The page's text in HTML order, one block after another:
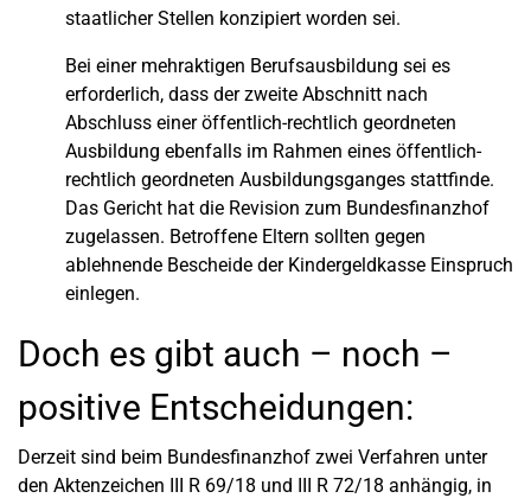
staatlicher Stellen konzipiert worden sei.
Bei einer mehraktigen Berufsausbildung sei es
erforderlich, dass der zweite Abschnitt nach
Abschluss einer öffentlich-rechtlich geordneten
Ausbildung ebenfalls im Rahmen eines öffentlich-
rechtlich geordneten Ausbildungsganges stattfinde.
Das Gericht hat die Revision zum Bundesfinanzhof
zugelassen. Betroffene Eltern sollten gegen
ablehnende Bescheide der Kindergeldkasse Einspruch
einlegen.
Doch es gibt auch – noch –
positive Entscheidungen:
Derzeit sind beim Bundesfinanzhof zwei Verfahren unter
den Aktenzeichen III R 69/18 und III R 72/18 anhängig, in